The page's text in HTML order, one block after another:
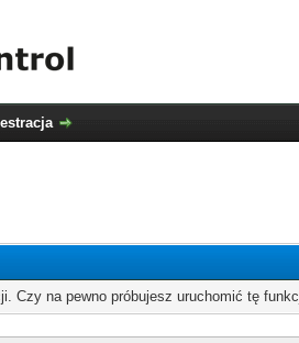
Czy na pewno próbujesz uruchomić tę